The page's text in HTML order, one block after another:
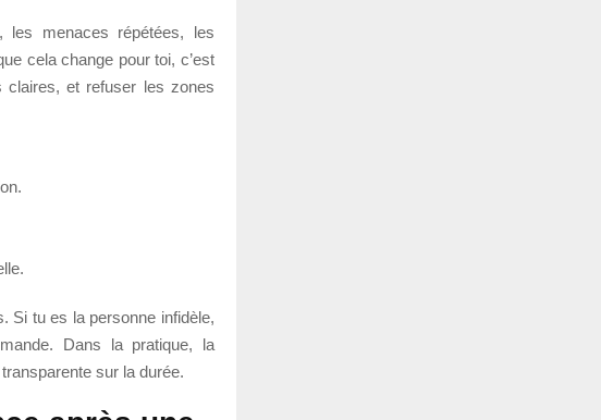
menaces répétées, les
cela change pour toi, c’est
et refuser les zones
Si tu es la personne infidèle,
Dans la pratique, la
sur la durée.